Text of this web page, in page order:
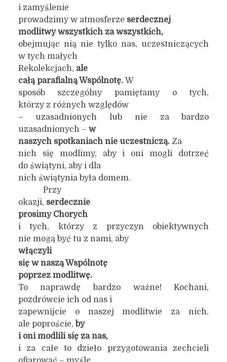
i zamyślenie
prowadzimy w atmosferze serdecznej
modlitwy wszystkich za wszystkich,
obejmując nią nie tylko nas, uczestniczących
w tych małych
Rekolekcjach, ale
całą parafialną Wspólnotę. W
sposób szczególny pamiętamy o tych,
którzy z różnych względów
– uzasadnionych lub nie za bardzo
uzasadnionych – w
naszych spotkaniach nie uczestniczą. Za
nich się modlimy, aby i oni mogli dotrzeć
do świątyni, aby i dla
nich świątynia była domem.
Przy
okazji, serdecznie
prosimy Chorych
i tych, którzy z przyczyn obiektywnych
nie mogą być tu z nami, aby
włączyli
się w nasząWspólnotę
poprzez modlitwę.
To naprawdę bardzo ważne! Kochani,
pozdrówcie ich od nas i
zapewnijcie o naszej modlitwie za nich,
ale poproście, by
i oni modlili się za nas,
i za całe to dzieło przygotowania zechcieli